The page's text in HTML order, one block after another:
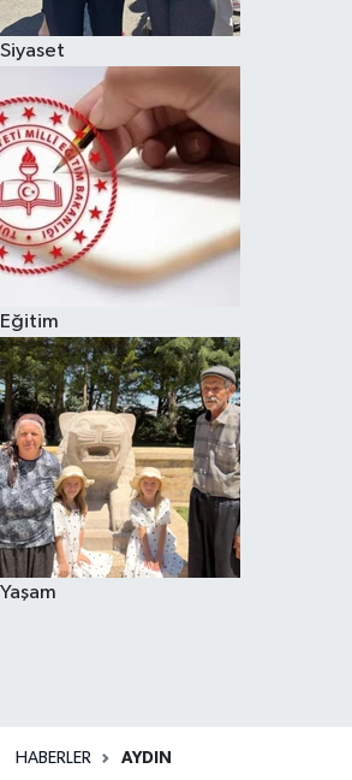
Siyaset
Eğitim
Yaşam
HABERLER AYDIN